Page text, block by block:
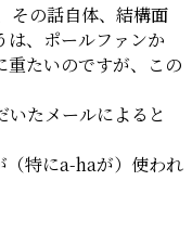
その話自体、結構面
は、ポールファンか
重たいのですが、この
いたメールによると
（特にa-haが）使われ